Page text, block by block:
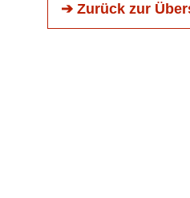
➔ Zurück zur